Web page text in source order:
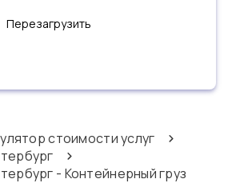
Перезагрузить
стоимости услуг
- Контейнерный груз